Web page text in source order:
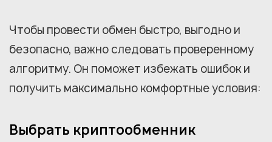
Чтобы провести обмен быстро, выгодно и
безопасно, важно следовать проверенному
алгоритму. Он поможет избежать ошибок и
получить максимально комфортные условия:
Выбрать криптообменник